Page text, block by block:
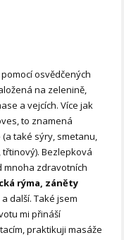
pomocí osvědčených
na zelenině,
a vejcích. Více jak
to znamená
také sýry, smetanu,
Bezlepková
mnoha zdravotních
rýma, záněty
a další. Také jsem
mi přináší
praktikuji masáže